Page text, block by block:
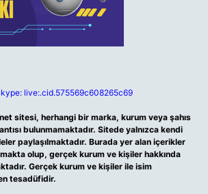
live:.cid.575569c608265c69
sitesi, herhangi bir marka, kurum veya şahıs
bulunmamaktadır. Sitede yalnızca kendi
paylaşılmaktadır. Burada yer alan içerikler
olup, gerçek kurum ve kişiler hakkında
Gerçek kurum ve kişiler ile isim
tesadüfidir.